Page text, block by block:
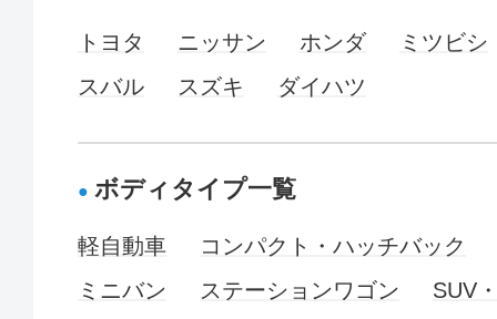
トヨタ ニッサン ホンダ
ミツビシ
スバル
スズキ ダイハツ
ボディタイプ一覧
軽自動車
コンパクト・ハッチバック
ミニバン
ステーションワゴン
SUV